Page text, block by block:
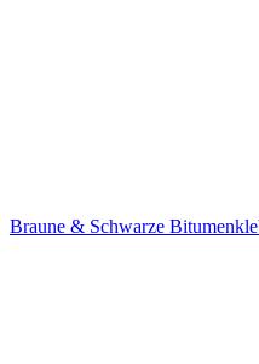
Braune & Schwarze